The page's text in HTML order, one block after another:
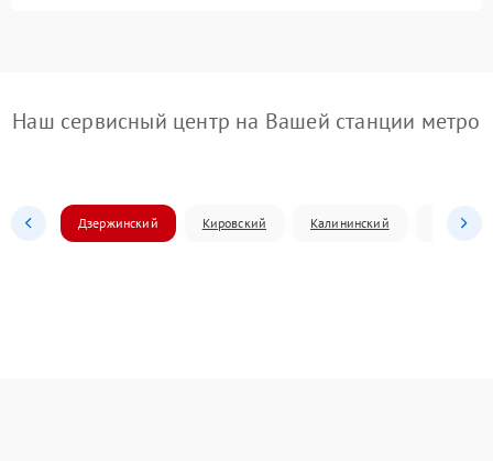
Наш сервисный центр на Вашей станции метро
Дзержинский Кировский Калининский